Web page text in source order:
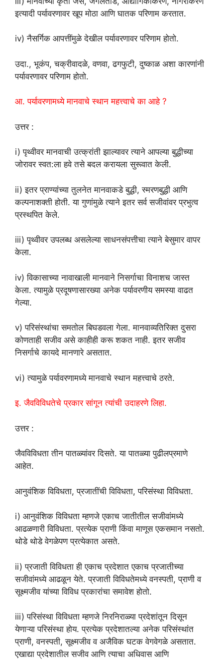
इत्यादी पर्यावरणावर खूप मोठा आणि घातक परिणाम करतात.
iv) नैसर्गिक आपत्तींमुळे देखील पर्यावरणावर परिणाम होतो.
उदा., भूकंप, चक्रीवादळे, वणवा, ढगफुटी, दुष्काळ अशा कारणांनी
पर्यावरणावर परिणाम होतो.
आ. पर्यावरणामध्ये मानवाचे स्थान महत्त्वाचे का आहे ?
उत्तर :
i) पृथ्वीवर मानवाची उत्क्रांती झाल्यावर त्याने आपल्या बुद्धीच्या
जोरावर स्वत:ला हवे तसे बदल करायला सुरूवात केली.
ii) इतर प्राण्यांच्या तुलनेत मानवाकडे बुद्धी, स्मरणबुद्धी आणि
कल्पनाशक्ती होती. या गुणांमुळे त्याने इतर सर्व सजीवांवर प्रभुत्व
प्रस्थपित केले.
iii) पृथ्वीवर उपलब्ध असलेल्या साधनसंपत्तीचा त्याने बेसुमार वापर
केला.
iv) विकासाच्या नावाखाली मानवाने निसर्गाचा विनाशच जास्त
केला. त्यामुळे प्रदूषणासारख्या अनेक पर्यावरणीय समस्या वाढत
गेल्या.
v) परिसंस्थांचा समतोल बिघडवला गेला. मानवाव्यतिरिक्त दुसरा
कोणताही सजीव असे काहीही करू शकत नाही. इतर सजीव
निसर्गाचे कायदे मानणारे असतात.
vi) त्यामुळे पर्यावरणामध्ये मानवाचे स्थान महत्त्वाचे ठरते.
इ. जैवविविधतेचे प्रकार सांगून त्यांची उदाहरणे लिहा.
उत्तर :
जैवविविधता तीन पातळ्यांवर दिसते. या पातळ्या पुढीलप्रमाणे
आहेत.
आनुवंशिक विविधता, प्रजातींची विविधता, परिसंस्था विविधता.
i) आनुवंशिक विविधता म्हणजे एकाच जातीतील सजीवांमध्ये
आढळणारी विविधता. प्रत्येक प्राणी किंवा माणूस एकसमान नसतो.
थोडे थोडे वेगळेपण प्रत्येकात असते.
ii) प्रजाती विविधता ही एकाच प्रदेशात एकाच प्रजातीच्या
सजीवांमध्ये आढळून येते. प्रजाती विविधतेमध्ये वनस्पती, प्राणी व
सूक्ष्मजीव यांच्या विविध प्रकारांचा समावेश होतो.
iii) परिसंस्था विविधता म्हणजे निरनिराळ्या प्रदेशांतून दिसून
येणाऱ्या परिसंस्था होय. प्रत्येक प्रदेशातल्या अनेक परिसंस्थांत
प्राणी, वनस्पती, सूक्ष्मजीव व अजैविक घटक वेगवेगळे असतात.
एखाद्या प्रदेशातील सजीव आणि त्याचा अधिवास आणि